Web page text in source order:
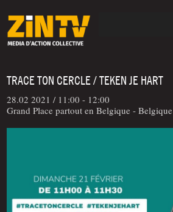
TRACE TON CERCLE / TEKEN JE HART
28.02 2021 / 11:00 - 12:00
Grand Place partout en Belgique - Belgique